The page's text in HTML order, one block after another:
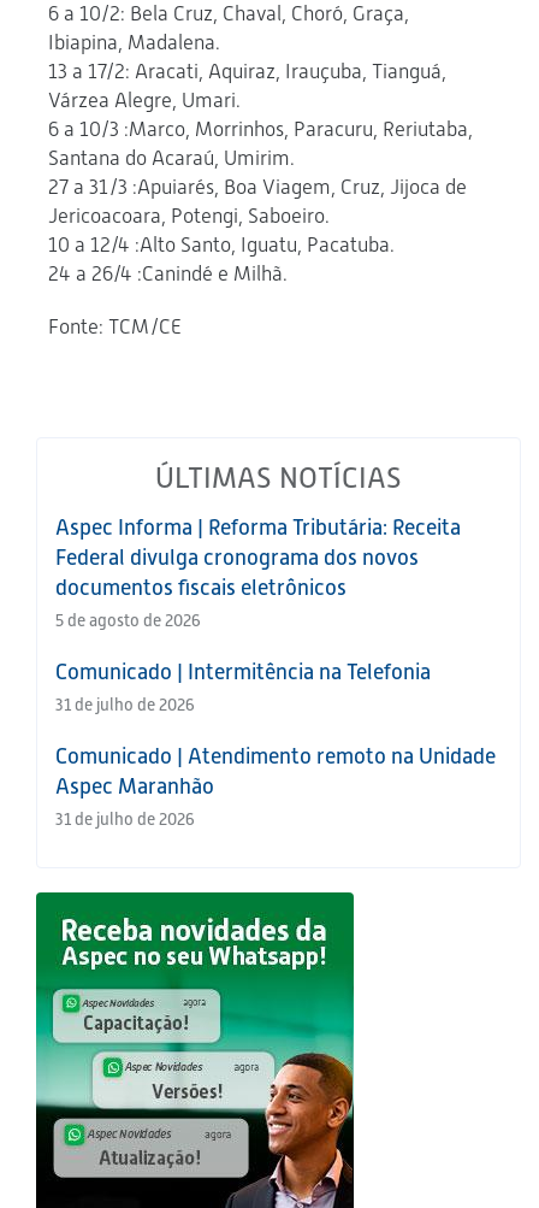
6 a 10/2: Bela Cruz, Chaval, Choró, Graça,
Ibiapina, Madalena.
13 a 17/2: Aracati, Aquiraz, Irauçuba, Tianguá,
Várzea Alegre, Umari.
6 a 10/3 :Marco, Morrinhos, Paracuru, Reriutaba,
Santana do Acaraú, Umirim.
27 a 31/3 :Apuiarés, Boa Viagem, Cruz, Jijoca de
Jericoacoara, Potengi, Saboeiro.
10 a 12/4 :Alto Santo, Iguatu, Pacatuba.
24 a 26/4 :Canindé e Milhã.
Fonte: TCM/CE
ÚLTIMAS NOTÍCIAS
Aspec Informa | Reforma Tributária: Receita
Federal divulga cronograma dos novos
documentos fiscais eletrônicos
5 de agosto de 2026
Comunicado | Intermitência na Telefonia
31 de julho de 2026
Comunicado | Atendimento remoto na Unidade
Aspec Maranhão
31 de julho de 2026